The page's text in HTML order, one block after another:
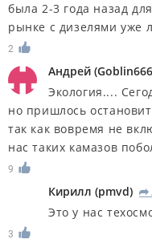
была 2-3 года назад
рынке с дизелями уже
2
Андрей (Goblin666
Экология....
но пришлось
так как вовремя не
нас таких камазов
9
Кирилл (pmvd) R
Это у нас
3